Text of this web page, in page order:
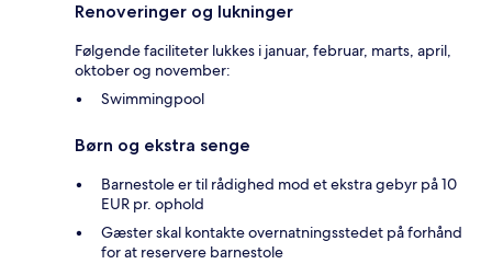
Renoveringer og lukninger
Følgende faciliteter lukkes i januar, februar, marts, april,
oktober og november:
Swimmingpool
Børn og ekstra senge
Barnestole er til rådighed mod et ekstra gebyr på 10
EUR pr. ophold
Gæster skal kontakte overnatningsstedet på forhånd
for at reservere barnestole